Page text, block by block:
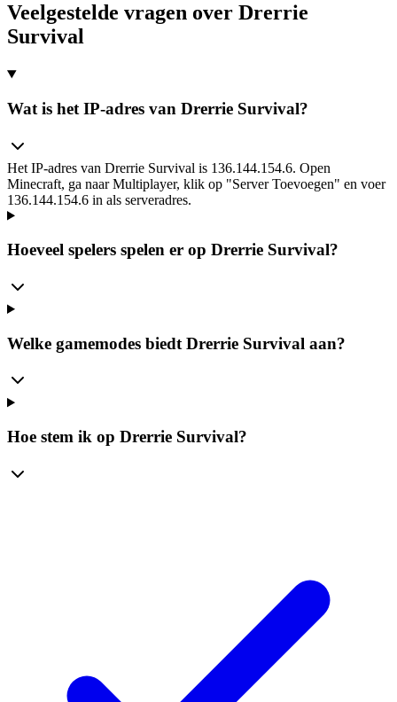
Veelgestelde vragen over Drerrie
Survival
Wat is het IP-adres van Drerrie Survival?
Het IP-adres van Drerrie Survival is 136.144.154.6. Open
Minecraft, ga naar Multiplayer, klik op "Server Toevoegen" en voer
136.144.154.6 in als serveradres.
Hoeveel spelers spelen er op Drerrie Survival?
Welke gamemodes biedt Drerrie Survival aan?
Hoe stem ik op Drerrie Survival?